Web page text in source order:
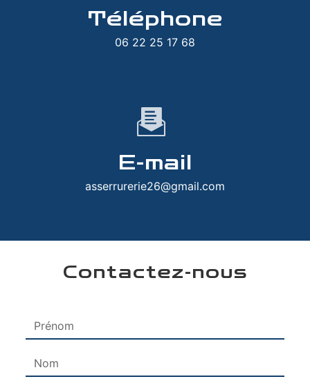
Téléphone
06 22 25 17 68
E-mail
asserrurerie26@gmail.com
Contactez-nous